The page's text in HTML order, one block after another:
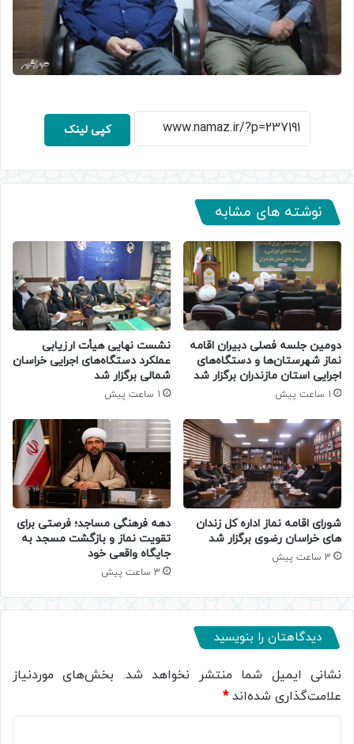
کپی لینک
نوشته های مشابه
دومین جلسه فصلی دبیران اقامه
نماز شهرستان‌ها و دستگاه‌های
اجرایی استان مازندران برگزار شد
1 ساعت پیش
نشست نهایی هیأت ارزیابی
عملکرد دستگاه‌های اجرایی خراسان
شمالی برگزار شد
1 ساعت پیش
شورای اقامه نماز اداره کل زندان
های خراسان رضوی برگزار شد
3 ساعت پیش
دهه فرهنگی مساجد؛ فرصتی برای
تقویت نماز و بازگشت مسجد به
جایگاه واقعی خود
3 ساعت پیش
دیدگاهتان را بنویسید
نشانی ایمیل شما منتشر نخواهد شد. بخش‌های موردنیاز
علامت‌گذاری شده‌اند*